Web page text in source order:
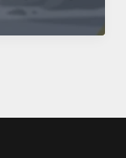
القوة
بلوك